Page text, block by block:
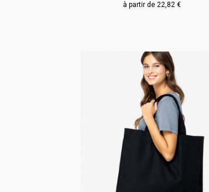
à partir de 22,82 €